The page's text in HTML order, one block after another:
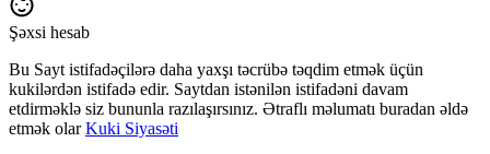
Şəxsi hesab
Bu Sayt istifadəçilərə daha yaxşı təcrübə təqdim etmək üçün
kukilərdən istifadə edir. Saytdan istənilən istifadəni davam
etdirməklə siz bununla razılaşırsınız. Ətraflı məlumatı buradan əldə
etmək olarKuki Siyasəti